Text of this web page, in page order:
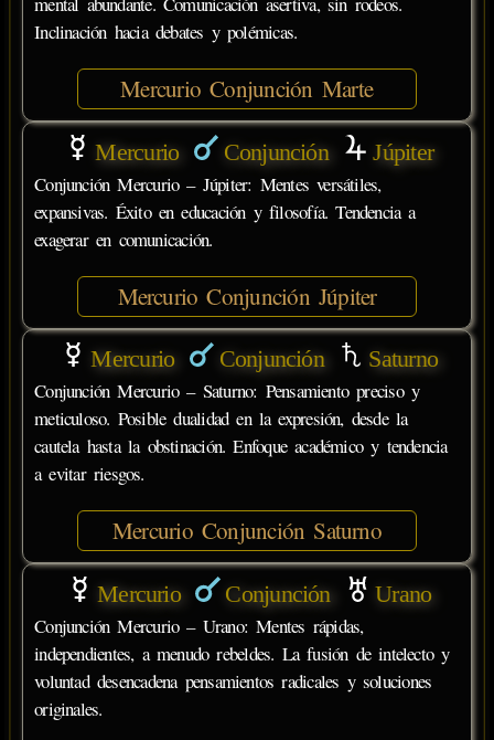
Inclinación hacia debates y polémicas.
Mercurio Conjunción Marte
Mercurio Conjunción Júpiter
Conjunción Mercurio – Júpiter: Mentes versátiles,
expansivas. Éxito en educación y filosofía. Tendencia a
exagerar en comunicación.
Mercurio Conjunción Júpiter
Mercurio Conjunción Saturno
Conjunción Mercurio – Saturno: Pensamiento preciso y
meticuloso. Posible dualidad en la expresión, desde la
cautela hasta la obstinación. Enfoque académico y tendencia
a evitar riesgos.
Mercurio Conjunción Saturno
Mercurio Conjunción Urano
Conjunción Mercurio – Urano: Mentes rápidas,
independientes, a menudo rebeldes. La fusión de intelecto y
voluntad desencadena pensamientos radicales y soluciones
originales.